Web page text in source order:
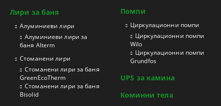
Лири за баня
Aлуминиеви лири
Алуминиеви лири за
баня Alterm
Стоманени лири
Стоманени лири за баня
GreenEcoTherm
Стоманени лири за баня
Bisolid
Помпи
Циркулационни помпи
Циркулационни помпи
Wilo
Циркулационни помпи
Grundfos
UPS за камина
Коминни тела